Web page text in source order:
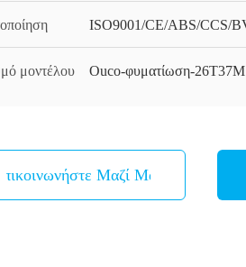
ISO9001/CE/ABS/CCS/
μοντέλου Ouco-φυματίωση-26T37M
Μαζί Μας